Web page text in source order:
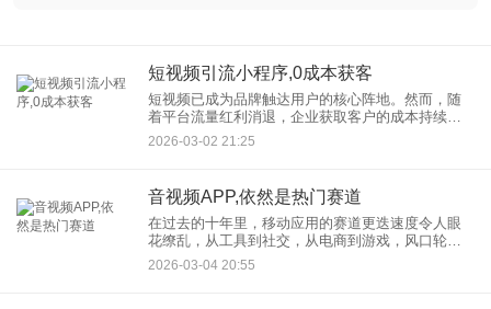
短视频引流小程序,0成本获客
短视频已成为品牌触达用户的核心阵地。然而，随
着平台流量红利消退，企业获取客户的成本持续攀
升，如何以更低成本实现高效引流成为关键问题。
短视频引流小程序的崛起，为这一难题提供了创新
2026-03-02 21:25
音视频APP,依然是热门赛道
在过去的十年里，移动应用的赛道更迭速度令人眼
花缭乱，从工具到社交，从电商到游戏，风口轮
转。然而，有一个领域始终保持着旺盛的生命力和
创新能力，那就是音视频APP。从早期的音频电
2026-03-04 20:55